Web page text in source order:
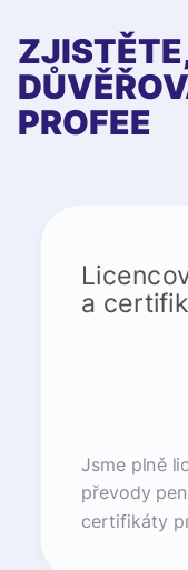
PROFEE
a
Jsme plně
převody
certifikáty